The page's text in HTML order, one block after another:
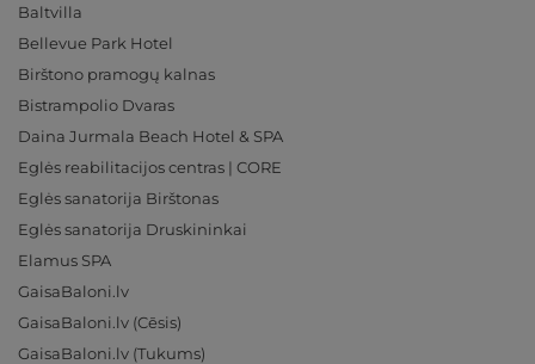
Baltvilla
Bellevue Park Hotel
Birštono pramogų kalnas
Bistrampolio Dvaras
Daina Jurmala Beach Hotel & SPA
Eglės reabilitacijos centras | CORE
Eglės sanatorija Birštonas
Eglės sanatorija Druskininkai
Elamus SPA
GaisaBaloni.lv
GaisaBaloni.lv (Cēsis)
GaisaBaloni.lv (Tukums)